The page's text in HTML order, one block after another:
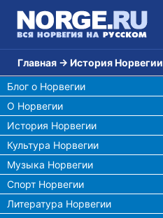
Главная → История Норвегии
Блог о Норвегии
О Норвегии
История Норвегии
Культура Норвегии
Музыка Норвегии
Спорт Норвегии
Литература Норвегии